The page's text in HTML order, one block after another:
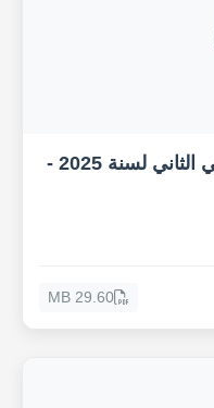
مجلة الألكسو الإعلامية - الثلاثي الثاني لسنة 2025 -
29.60 MB